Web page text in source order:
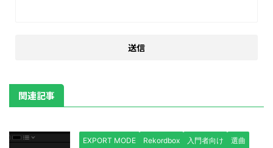
関連記事
EXPORT MODE Rekordbox 入門者向け 選曲